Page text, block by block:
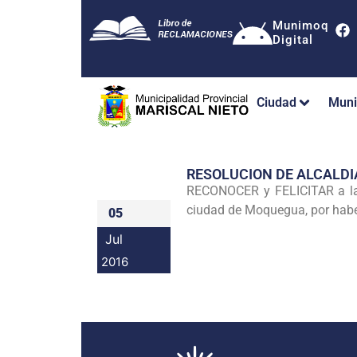
Munimoq
Digital
Ciudad
05
Jul
2016
RESOLUCION DE
RECONOCER y FELICITAR
ciudad de Moquegua, por